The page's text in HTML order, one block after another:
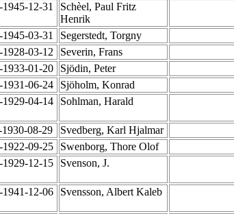
12-31
Schèel, Paul Fritz
Henrik
03-31 Segerstedt, Torgny
03-12 Severin, Frans
1933-01-20 Sjödin, Peter
1931-06-24 Sjöholm, Konrad
1929-04-14 Sohlman, Harald
08-29 Svedberg, Karl Hjalmar
1922-09-25 Swenborg, Thore Olof
1929-12-15 Svenson, J.
1941-12-06 Svensson, Albert Kaleb